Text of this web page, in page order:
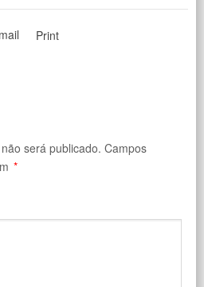
Print
será publicado. Campos
*